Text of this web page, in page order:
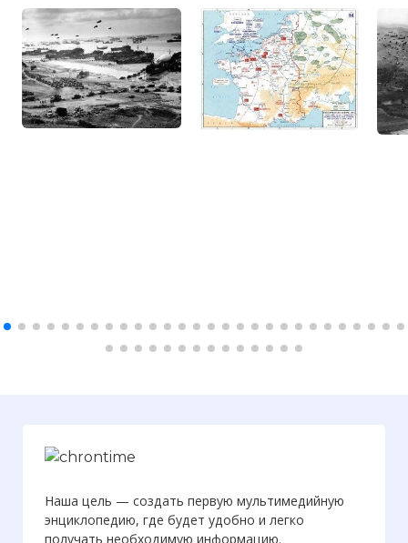
Наша цель — создать первую мультимедийную
энциклопедию, где будет удобно и легко
получать необходимую информацию.